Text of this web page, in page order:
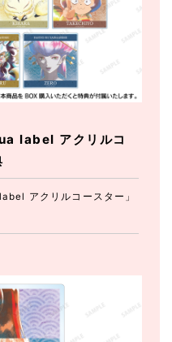
label アクリルコ
アクリルコースター」